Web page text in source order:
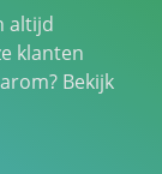
altijd
klanten
Bekijk